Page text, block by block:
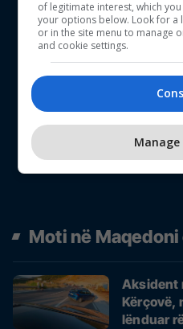
Moti në
Aksident
Kërçovë,
lënduar
of legitimate interest, which
your options below. Look for a
or in the site menu to manage
and cookie settings.